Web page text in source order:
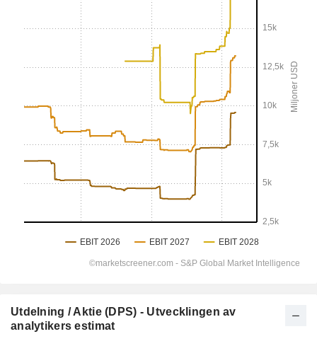
Utdelning / Aktie (DPS) - Utvecklingen av
analytikers estimat